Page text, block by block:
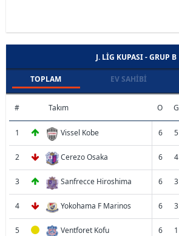
J. LIG KUPASI - GRUP B
TOPLAM EV SAHIBI
# Takım O G
1 Vissel Kobe 6 5
2 Cerezo Osaka 6 4
3 Sanfrecce Hiroshima 6 3
4 Yokohama F Marinos 6 3
5 Ventforet Kofu 6 1